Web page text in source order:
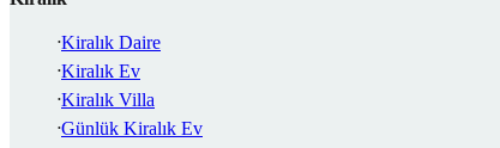
Kiralık Daire
Kiralık Ev
Kiralık Villa
Günlük Kiralık Ev